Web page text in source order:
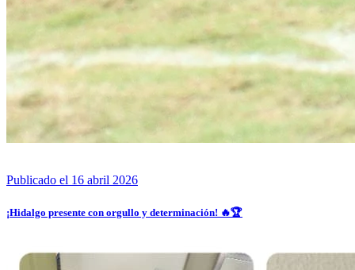
Publicado el 16 abril 2026
¡Hidalgo presente con orgullo y determinación! 🔥🏆